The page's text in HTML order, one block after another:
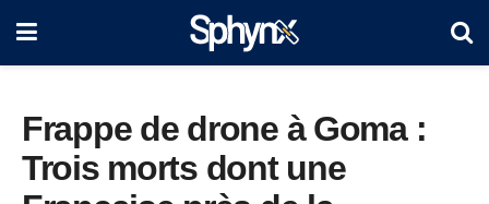
Frappe de drone à Goma :
Trois morts dont une